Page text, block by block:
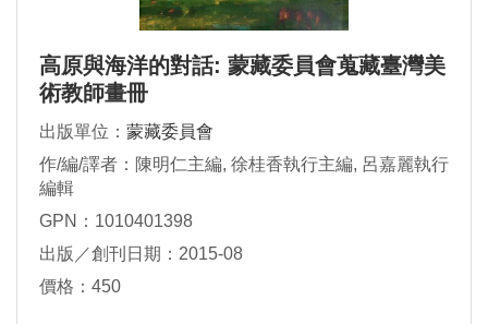
高原與海洋的對話: 蒙藏委員會蒐藏臺灣美
術教師畫冊
出版單位： 蒙藏委員會
作/編/譯者：陳明仁主編, 徐桂香執行主編, 呂嘉麗執行
編輯
GPN：1010401398
出版／創刊日期：2015-08
價格：450